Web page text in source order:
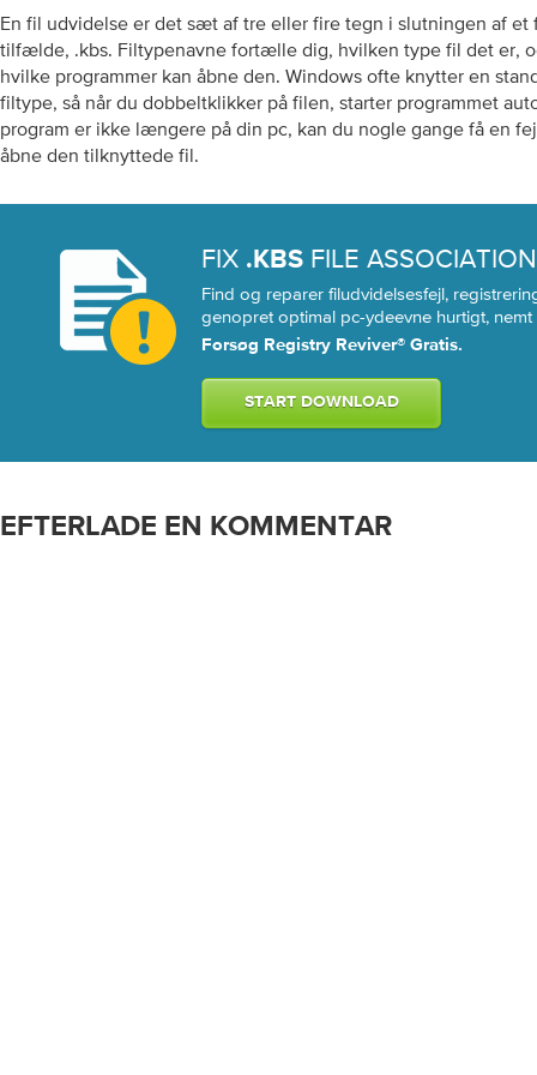
En fil udvidelse er det sæt af tre eller fire tegn i slutningen af ​​et
tilfælde, .kbs. Filtypenavne fortælle dig, hvilken type fil det er,
hvilke programmer kan åbne den. Windows ofte knytter en
filtype, så når du dobbeltklikker på filen, starter programmet
program er ikke længere på din pc, kan du nogle gange få en
åbne den tilknyttede fil.
FIX .KBS FILE
Find og reparer filudvidelsesfejl,
genopret optimal pc-ydeevne hurtigt,
Forsøg Registry Reviver® Gratis.
START DOWNLOAD
EFTERLADE EN KOMMENTAR